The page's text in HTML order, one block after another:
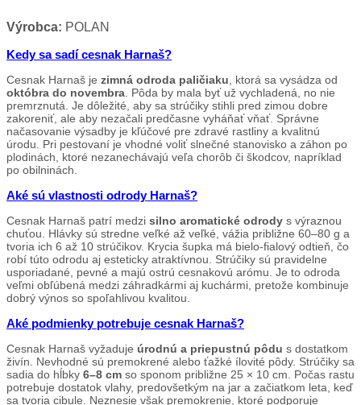
Výrobca: POLAN
Kedy sa sadí cesnak Harnaš?
Cesnak Harnaš je zimná odroda paličiaku , ktorá sa vysádza od
októbra do novembra . Pôda by mala byť už vychladená, no nie
premrznutá. Je dôležité, aby sa strúčiky stihli pred zimou dobre
zakoreniť, ale aby nezačali predčasne vyháňať vňať. Správne
načasovanie výsadby je kľúčové pre zdravé rastliny a kvalitnú
úrodu. Pri pestovaní je vhodné voliť slnečné stanovisko a záhon po
plodinách, ktoré nezanechávajú veľa chorôb či škodcov, napríklad
po obilninách.
Aké sú vlastnosti odrody Harnaš?
Cesnak Harnaš patrí medzi silno aromatické odrody s výraznou
chuťou. Hlávky sú stredne veľké až veľké, vážia približne 60–80 g a
tvoria ich 6 až 10 strúčikov. Krycia šupka má bielo-fialový odtieň, čo
robí túto odrodu aj esteticky atraktívnou. Strúčiky sú pravidelne
usporiadané, pevné a majú ostrú cesnakovú arómu. Je to odroda
veľmi obľúbená medzi záhradkármi aj kuchármi, pretože kombinuje
dobrý výnos so spoľahlivou kvalitou.
Aké podmienky potrebuje cesnak Harnaš?
Cesnak Harnaš vyžaduje úrodnú a priepustnú pôdu s dostatkom
živín. Nevhodné sú premokrené alebo ťažké ílovité pôdy. Strúčiky sa
sadia do hĺbky 6–8 cm so sponom približne 25 × 10 cm. Počas rastu
potrebuje dostatok vlahy, predovšetkým na jar a začiatkom leta, keď
sa tvoria cibule. Neznesie však premokrenie, ktoré podporuje